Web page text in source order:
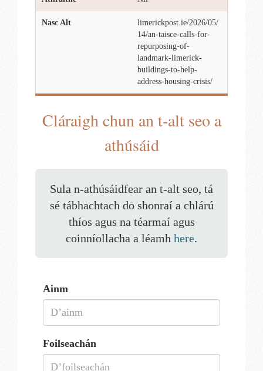
Nasc Alt
limerickpost.ie/2026/05/
14/an-taisce-calls-for-
repurposing-of-
landmark-limerick-
buildings-to-help-
address-housing-crisis/
Cláraigh chun an t-alt seo a
athúsáid
Sula n-athúsáidfear an t-alt seo, tá
sé tábhachtach do shonraí a chlárú
thíos agus na téarmaí agus
coinníollacha a léamh here.
Ainm
Foilseachán